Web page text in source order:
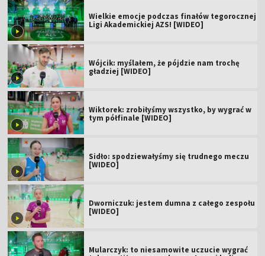
Wielkie emocje podczas finałów tegorocznej
Ligi Akademickiej AZS! [WIDEO]
Wójcik: myślałem, że pójdzie nam trochę
gładziej [WIDEO]
Wiktorek: zrobiłyśmy wszystko, by wygrać w
tym półfinale [WIDEO]
Sidło: spodziewałyśmy się trudnego meczu
[WIDEO]
Dworniczuk: jestem dumna z całego zespołu
[WIDEO]
Mularczyk: to niesamowite uczucie wygrać